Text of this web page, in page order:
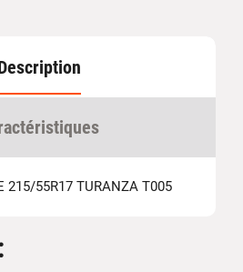
215/55R17 TURANZA T005